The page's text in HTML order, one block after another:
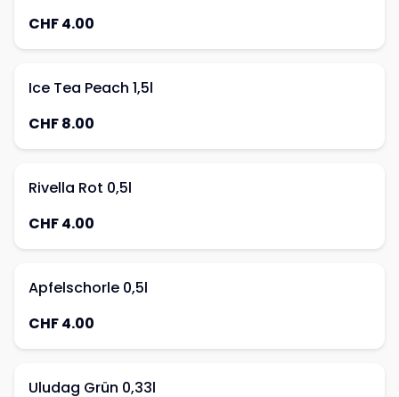
CHF 4.00
Ice Tea Peach 1,5l
CHF 8.00
Rivella Rot 0,5l
CHF 4.00
Apfelschorle 0,5l
CHF 4.00
Uludag Grün 0,33l